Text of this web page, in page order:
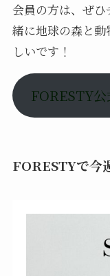
会員の方は、ぜ
緒に地球の森と
しいです！
FORESTY
FORESTYで今